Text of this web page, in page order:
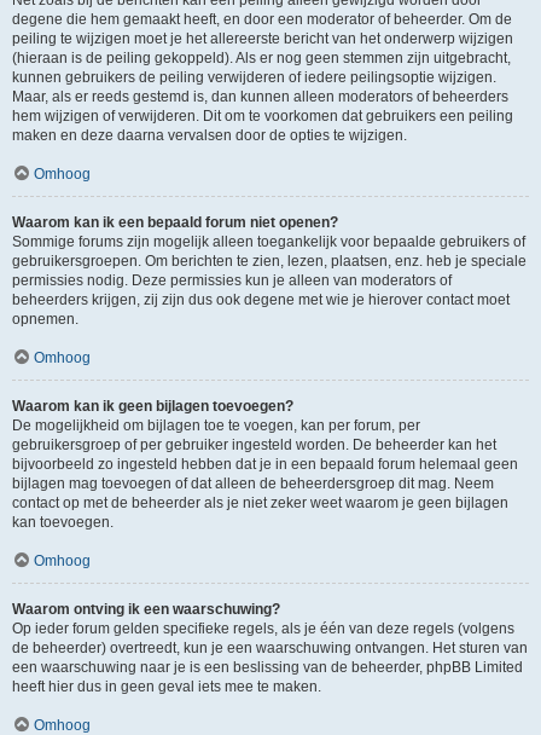
degene die hem gemaakt heeft, en door een moderator of beheerder. Om de
peiling te wijzigen moet je het allereerste bericht van het onderwerp wijzigen
(hieraan is de peiling gekoppeld). Als er nog geen stemmen zijn uitgebracht,
kunnen gebruikers de peiling verwijderen of iedere peilingsoptie wijzigen.
Maar, als er reeds gestemd is, dan kunnen alleen moderators of beheerders
hem wijzigen of verwijderen. Dit om te voorkomen dat gebruikers een peiling
maken en deze daarna vervalsen door de opties te wijzigen.
Omhoog
Waarom kan ik een bepaald forum niet openen?
Sommige forums zijn mogelijk alleen toegankelijk voor bepaalde gebruikers of
gebruikersgroepen. Om berichten te zien, lezen, plaatsen, enz. heb je speciale
permissies nodig. Deze permissies kun je alleen van moderators of
beheerders krijgen, zij zijn dus ook degene met wie je hierover contact moet
opnemen.
Omhoog
Waarom kan ik geen bijlagen toevoegen?
De mogelijkheid om bijlagen toe te voegen, kan per forum, per
gebruikersgroep of per gebruiker ingesteld worden. De beheerder kan het
bijvoorbeeld zo ingesteld hebben dat je in een bepaald forum helemaal geen
bijlagen mag toevoegen of dat alleen de beheerdersgroep dit mag. Neem
contact op met de beheerder als je niet zeker weet waarom je geen bijlagen
kan toevoegen.
Omhoog
Waarom ontving ik een waarschuwing?
Op ieder forum gelden specifieke regels, als je één van deze regels (volgens
de beheerder) overtreedt, kun je een waarschuwing ontvangen. Het sturen van
een waarschuwing naar je is een beslissing van de beheerder, phpBB Limited
heeft hier dus in geen geval iets mee te maken.
Omhoog